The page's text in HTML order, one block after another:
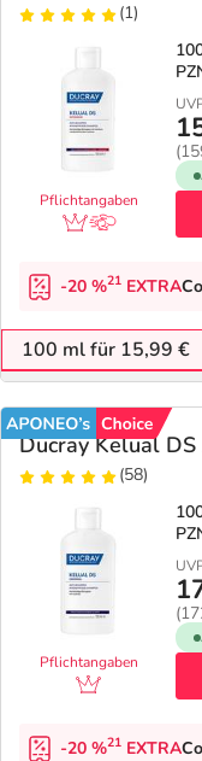
Sport & Fitness
Tierapotheke
Vitamine &
Täglich gut
Refluthin, Lasea
Salus Deals
(1)
Pflichtangaben
-20 %21 EXTRA
100 ml für 15,99 €
Ducray Kelual
(58)
Pflichtangaben
-20 %21 EXTRA